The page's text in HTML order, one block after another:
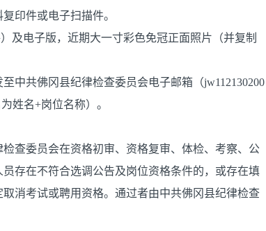
印件或电子扫描件。
及电子版，近期大一寸彩色免冠正面照片（并复制
中共佛冈县纪律检查委员会电子邮箱（jw112130200
姓名+岗位名称）。
查委员会在资格初审、资格复审、体检、考察、公
存在不符合选调公告及岗位资格条件的，或存在填
消考试或聘用资格。通过者由中共佛冈县纪律检查